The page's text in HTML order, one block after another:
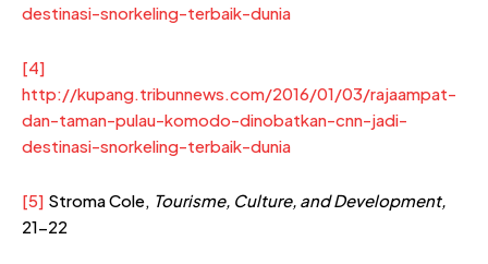
destinasi-snorkeling-terbaik-dunia
[4]
http://kupang.tribunnews.com/2016/01/03/rajaampat-
dan-taman-pulau-komodo-dinobatkan-cnn-jadi-
destinasi-snorkeling-terbaik-dunia
[5] Stroma Cole, Tourisme, Culture, and Development,
21-22